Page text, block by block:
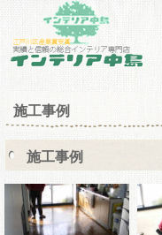
施工事例
施工事例